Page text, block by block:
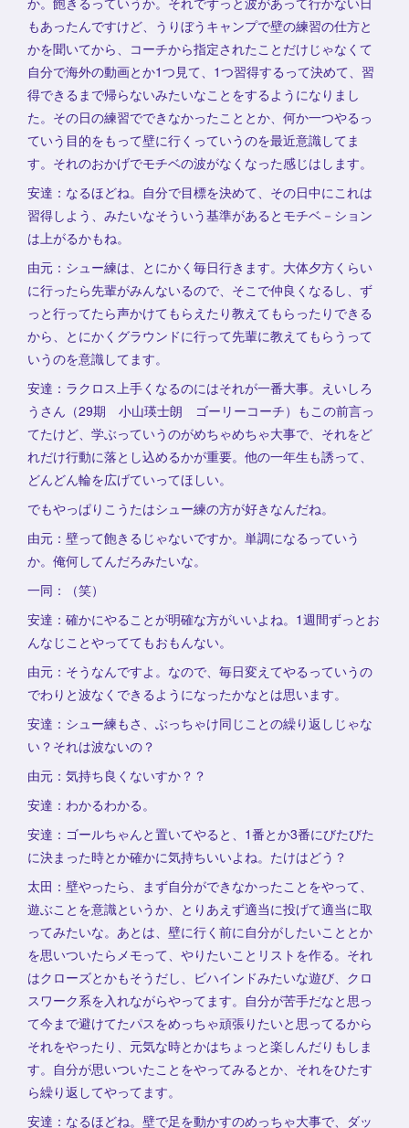
もあったんですけど、うりぼうキャンプで壁の練習の仕方と
かを聞いてから、コーチから指定されたことだけじゃなくて
自分で海外の動画とか1つ見て、1つ習得するって決めて、習
得できるまで帰らないみたいなことをするようになりまし
た。その日の練習でできなかったこととか、何か一つやるっ
ていう目的をもって壁に行くっていうのを最近意識してま
す。それのおかげでモチベの波がなくなった感じはします。
安達：なるほどね。自分で目標を決めて、その日中にこれは
習得しよう、みたいなそういう基準があるとモチベ－ション
は上がるかもね。
由元：シュー練は、とにかく毎日行きます。大体夕方くらい
に行ったら先輩がみんないるので、そこで仲良くなるし、ず
っと行ってたら声かけてもらえたり教えてもらったりできる
から、とにかくグラウンドに行って先輩に教えてもらうって
いうのを意識してます。
安達：ラクロス上手くなるのにはそれが一番大事。えいしろ
うさん（29期 小山瑛士朗 ゴーリーコーチ）もこの前言っ
てたけど、学ぶっていうのがめちゃめちゃ大事で、それをど
れだけ行動に落とし込めるかが重要。他の一年生も誘って、
どんどん輪を広げていってほしい。
でもやっぱりこうたはシュー練の方が好きなんだね。
由元：壁って飽きるじゃないですか。単調になるっていう
か。俺何してんだろみたいな。
一同：（笑）
安達：確かにやることが明確な方がいいよね。1週間ずっとお
んなじことやっててもおもんない。
由元：そうなんですよ。なので、毎日変えてやるっていうの
でわりと波なくできるようになったかなとは思います。
安達：シュー練もさ、ぶっちゃけ同じことの繰り返しじゃな
い？それは波ないの？
由元：気持ち良くないすか？？
安達：わかるわかる。
安達：ゴールちゃんと置いてやると、1番とか3番にびたびた
に決まった時とか確かに気持ちいいよね。たけはどう？
太田：壁やったら、まず自分ができなかったことをやって、
遊ぶことを意識というか、とりあえず適当に投げて適当に取
ってみたいな。あとは、壁に行く前に自分がしたいこととか
を思いついたらメモって、やりたいことリストを作る。それ
はクローズとかもそうだし、ビハインドみたいな遊び、クロ
スワーク系を入れながらやってます。自分が苦手だなと思っ
て今まで避けてたパスをめっちゃ頑張りたいと思ってるから
それをやったり、元気な時とかはちょっと楽しんだりもしま
す。自分が思いついたことをやってみるとか、それをひたす
ら繰り返してやってます。
安達：なるほどね。壁で足を動かすのめっちゃ大事で、ダッ